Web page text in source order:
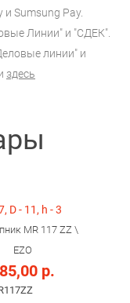
Sumsung Pay.
Линии" и "СДЕК".
линии" и
здесь
D - 11, h - 3
MR 117 ZZ \
EZO
р.